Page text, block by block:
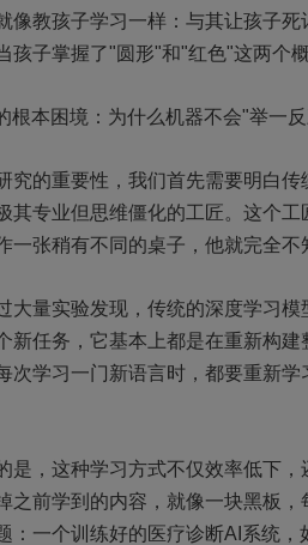
像教孩子学习一样：与其让孩子
孩子掌握了"圆形"和"红色"这两个
根本困境：为什么机器不会"举一
究的重要性，我们首先需要明白
其专业但思维僵化的工匠。这个
一张稍有不同的桌子，他就完全不
大量实验发现，传统的深度学习
新任务，它基本上都是在重新构
次学习一门新语言时，都要重新
是，这种学习方式不仅效率低下
之前学到的内容，就像一块黑板
：一个训练好的医疗诊断AI系统